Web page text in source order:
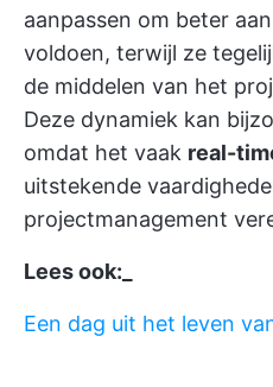
aanpassen om beter
voldoen, terwijl ze
de middelen van het
Deze dynamiek kan
omdat het vaak real-
uitstekende
projectmanagement
Lees ook:_
Een dag uit het leven